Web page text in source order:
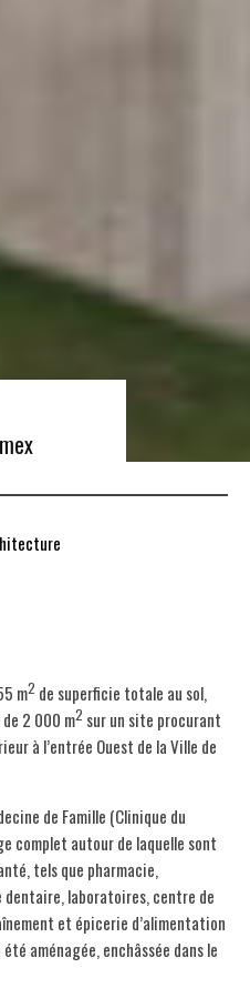
m2 de superficie totale au sol,
2 000 m2 sur un site procurant
à l’entrée Ouest de la Ville de
de Famille (Clinique du
complet autour de laquelle sont
tels que pharmacie,
laboratoires, centre de
et épicerie d’alimentation
aménagée, enchâssée dans le